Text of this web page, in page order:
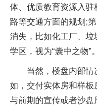
体、优质教育资源入
路等交通方面的规划;
消失，比如化工厂、
学区，视为“囊中之物”。
当然，楼盘内部
如，交付实体房和样板
与前期的宣传或者沙盘